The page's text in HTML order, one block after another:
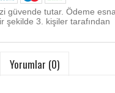
güvende tutar. Ödeme
şekilde 3. kişiler tarafından
Yorumlar (0)